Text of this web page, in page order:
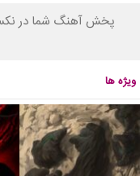
پخش آهنگ شما در
ویژه ها